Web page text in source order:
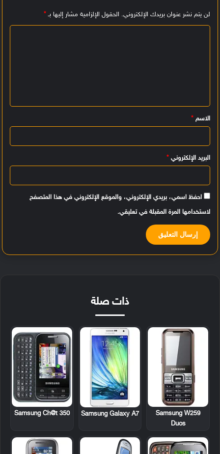
لن يتم نشر عنوان بريدك الإلكتروني. الحقول الإلزامية مشار إليها بـ*
ي
ق
الاسم *
البريد الإلكتروني *
احفظ اسمي، بريدي الإلكتروني، والموقع الإلكتروني في هذا المتصفح
لاستخدامها المرة المقبلة في تعليقي.
ذات صلة
Samsung W259
Duos
Samsung Galaxy A7
Samsung Ch@t 350